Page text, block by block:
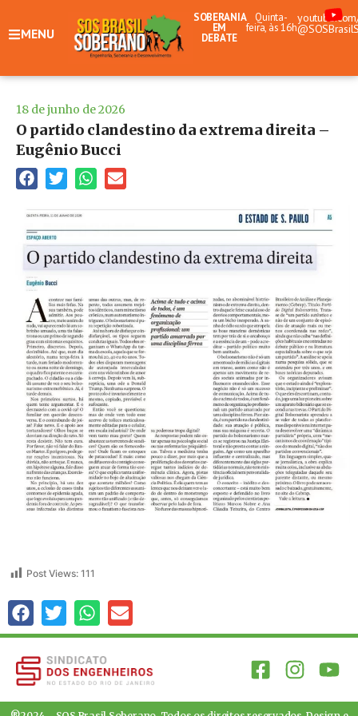
MENU
SOBERANIA
EM
DEBATE
Quinta-
feira, às 16h
18 de junho de 2026
O partido clandestino da extrema direita –
Eugênio Bucci
Post Views: 111